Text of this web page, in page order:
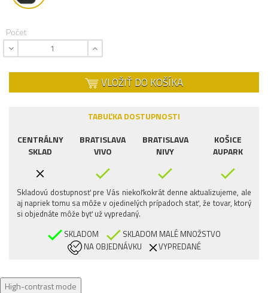
Počet
VLOŽIŤ DO KOŠÍKA
TABUĽKA DOSTUPNOSTI
CENTRÁLNY
SKLAD
BRATISLAVA
VIVO
BRATISLAVA
NIVY
KOŠICE
AUPARK
Skladovú dostupnosť pre Vás niekoľkokrát denne aktualizujeme, ale
aj napriek tomu sa môže v ojedinelých prípadoch stať, že tovar, ktorý
si objednáte môže byť už vypredaný.
SKLADOM
SKLADOM MALÉ MNOŽSTVO
NA OBJEDNÁVKU
VYPREDANÉ
High-contrast mode